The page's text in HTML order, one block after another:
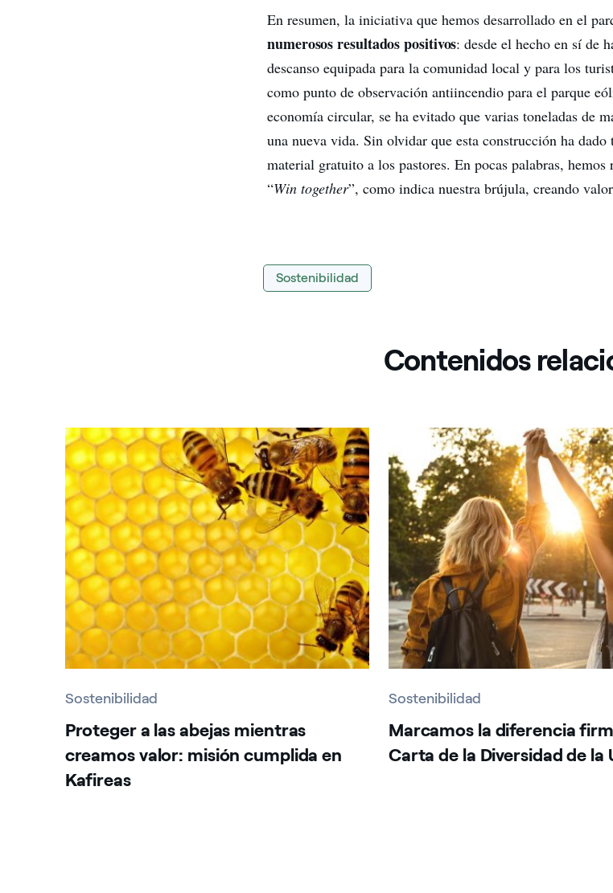
En resumen, la iniciativa que hemos desarrollado en el
numerosos resultados positivos: desde el hecho en sí de
descanso equipada para la comunidad local y para los
como punto de observación antiincendio para el parque
economía circular, se ha evitado que varias toneladas de
una nueva vida. Sin olvidar que esta construcción ha
material gratuito a los pastores. En pocas palabras,
“Win together”, como indica nuestra brújula, creando
Sostenibilidad
Contenidos
Sostenibilidad
Proteger a las abejas mientras
creamos valor: misión cumplida en
Kafireas
Sostenibilidad
Marcamos la diferencia
Carta de la Diversidad de la